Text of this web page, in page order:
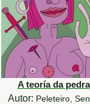
A teoría da pedra
Autor: Peleteiro,